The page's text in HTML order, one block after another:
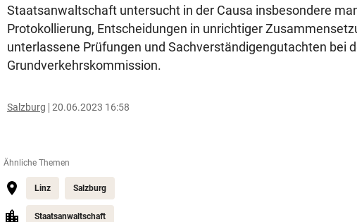
Staatsanwaltschaft untersucht in der Causa insbesondere
Protokollierung, Entscheidungen in unrichtiger
unterlassene Prüfungen und Sachverständigengutachten bei
Grundverkehrskommission.
Salzburg 20.06.2023 16:58
Ähnliche Themen
Linz Salzburg
Staatsanwaltschaft